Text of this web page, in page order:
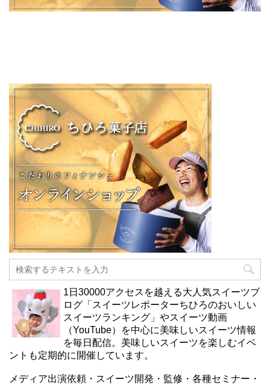
1日30000アクセスを越える大人気スイーツブ
ログ「スイーツレポーターちひろのおいしい
スイーツランキング」やスイーツ動画
（YouTube）を中心に美味しいスイーツ情報
を毎日配信。美味しいスイーツを楽しむイベ
ントも定期的に開催しています。
メディア出演依頼・スイーツ開発・監修・各種セミナー・